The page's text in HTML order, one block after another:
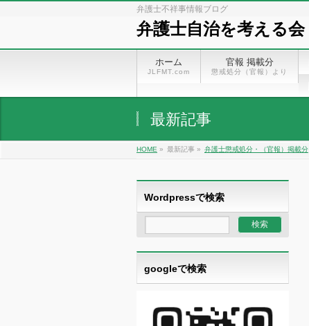
弁護士不祥事情報ブログ
弁護士自治を考える会
ホーム
JLFMT.com
官報 掲載分
懲戒処分（官報）より
最新記事
HOME » 最新記事 » 弁護士懲戒処分・（官報）掲載分
Wordpressで検索
googleで検索